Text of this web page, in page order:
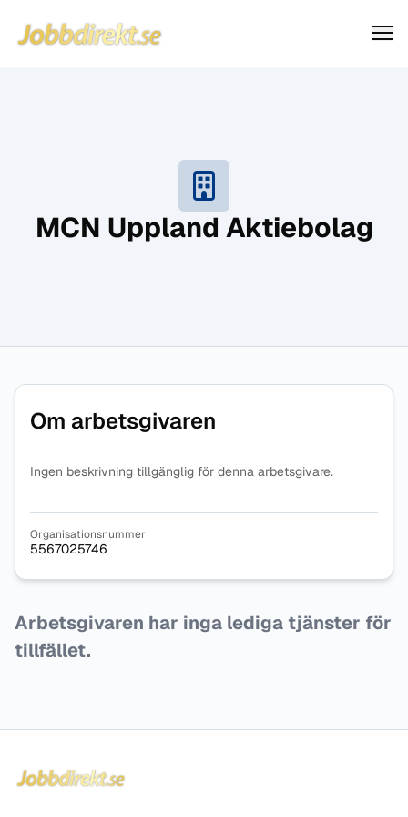
Hoppa till innehåll
Jobbdirekt
MCN Uppland Aktiebolag
Om arbetsgivaren
Ingen beskrivning tillgänglig för denna arbetsgivare.
Organisationsnummer
5567025746
Arbetsgivaren har inga lediga tjänster för
tillfället.